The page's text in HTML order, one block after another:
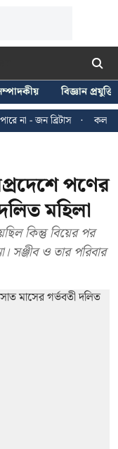
বিজ্ঞান প্রযুক্তি
ব্রিটাস
কলকাতায় ২৪
পণের
মহিলা
কিন্তু বিয়ের পর
ও তার পরিবার